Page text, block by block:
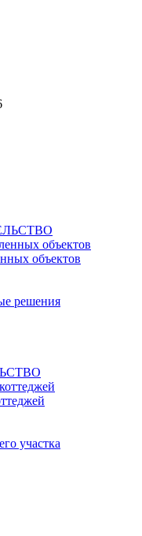
объектов
объектов
решения
участка